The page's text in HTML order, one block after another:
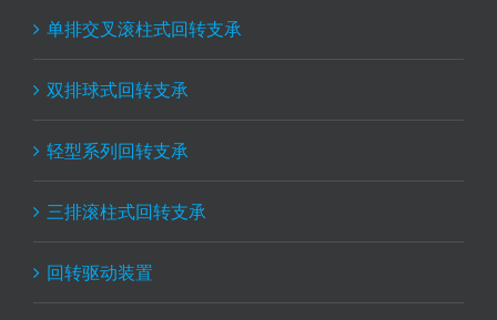
单排交叉滚柱式回转支承
双排球式回转支承
轻型系列回转支承
三排滚柱式回转支承
回转驱动装置